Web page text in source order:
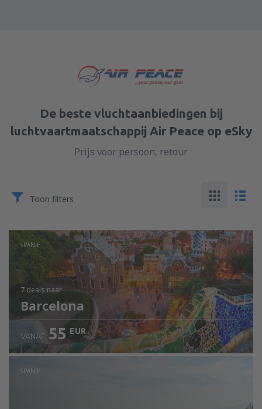
De beste vluchtaanbiedingen bij
luchtvaartmaatschappij Air Peace op eSky
Prijs voor persoon, retour
Toon filters
SPANJE
7 deals naar
Barcelona
VANAF 55 EUR
SPANJE